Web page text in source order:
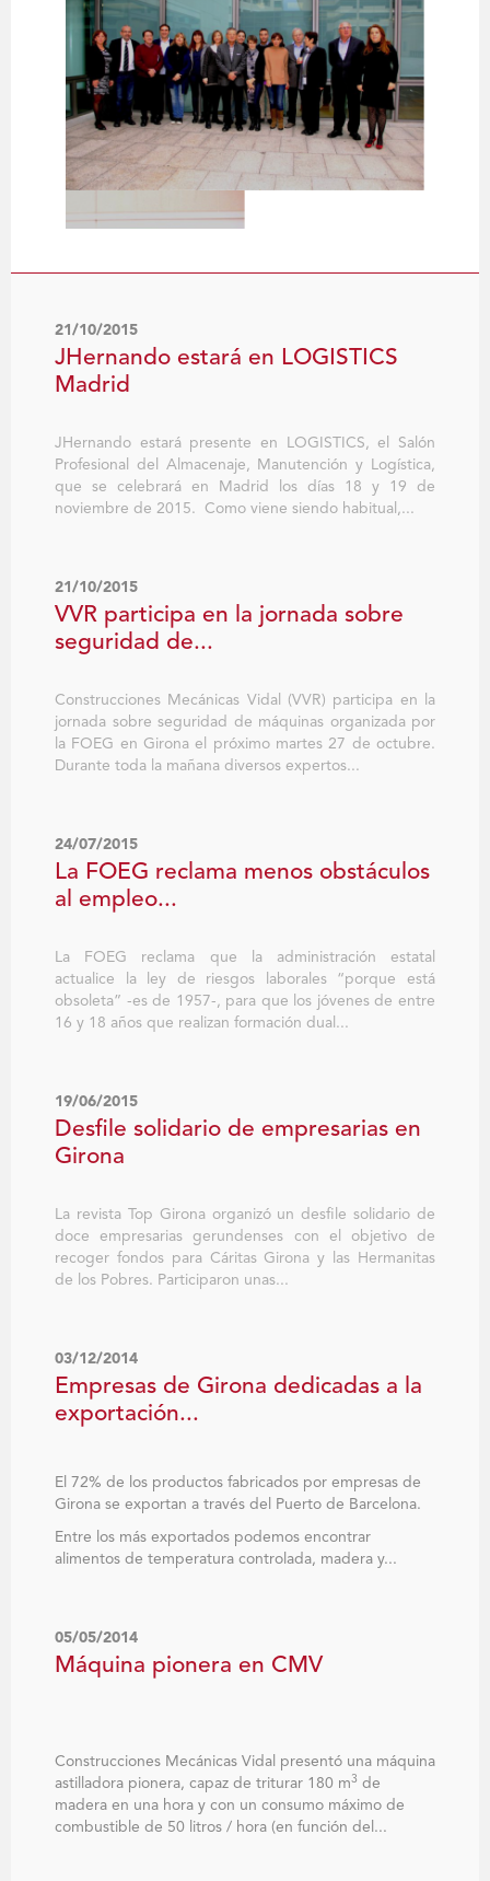
21/10/2015
JHernando estará en LOGISTICS
Madrid
JHernando estará presente en LOGISTICS, el Salón
Profesional del Almacenaje, Manutención y Logística,
que se celebrará en Madrid los días 18 y 19 de
noviembre de 2015. Como viene siendo habitual,...
21/10/2015
VVR participa en la jornada sobre
seguridad de...
Construcciones Mecánicas Vidal (VVR) participa en la
jornada sobre seguridad de máquinas organizada por
la FOEG en Girona el próximo martes 27 de octubre.
Durante toda la mañana diversos expertos...
24/07/2015
La FOEG reclama menos obstáculos
al empleo...
La FOEG reclama que la administración estatal
actualice la ley de riesgos laborales “porque está
obsoleta” -es de 1957-, para que los jóvenes de entre
16 y 18 años que realizan formación dual...
19/06/2015
Desfile solidario de empresarias en
Girona
La revista Top Girona organizó un desfile solidario de
doce empresarias gerundenses con el objetivo de
recoger fondos para Cáritas Girona y las Hermanitas
de los Pobres. Participaron unas...
03/12/2014
Empresas de Girona dedicadas a la
exportación...
El 72% de los productos fabricados por empresas de
Girona se exportan a través del Puerto de Barcelona.
Entre los más exportados podemos encontrar
alimentos de temperatura controlada, madera y...
05/05/2014
Máquina pionera en CMV
Construcciones Mecánicas Vidal presentó una máquina
astilladora pionera, capaz de triturar 180 m3 de
madera en una hora y con un consumo máximo de
combustible de 50 litros / hora (en función del...